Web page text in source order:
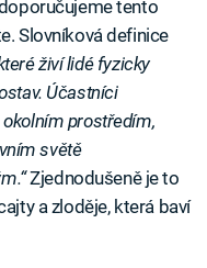
tento
Slovníková definice
živí lidé fyzicky
Účastníci
prostředím,
světě
Zjednodušeně je to
a zloděje, která baví